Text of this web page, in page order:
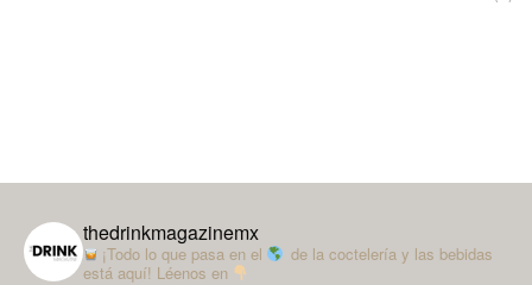
thedrinkmagazinemx
¡Todo lo que pasa en el
de la coctelería y las bebidas
está aquí! Léenos en